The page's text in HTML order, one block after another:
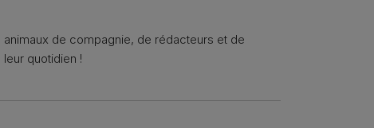
de compagnie, de rédacteurs et de
quotidien !